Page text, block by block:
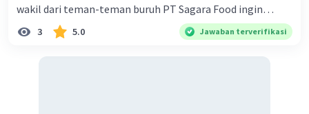
wakil dari teman-teman buruh PT Sagara Food ingin
menyampaikan beberapa hal kepada Bapak." Wakil
Perusahaan: "Silakan Anda sampaikan." Eno Bastian:
3 5.0 Jawaban terverifikasi